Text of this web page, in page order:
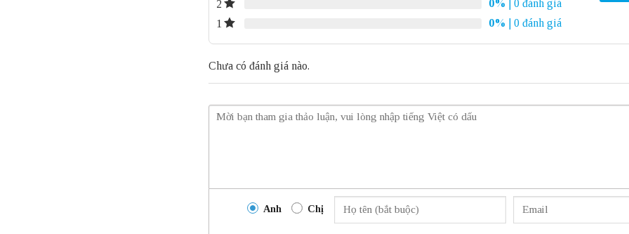
2 0%
| 0 đánh giá
1
0% | 0 đánh giá
Chưa có đánh giá nào.
Anh Chị